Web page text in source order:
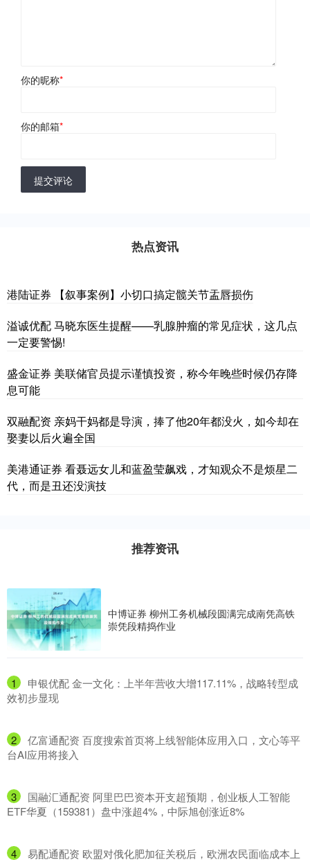
你的昵称*
你的邮箱*
提交评论
热点资讯
港陆证券 【叙事案例】小切口搞定髋关节盂唇损伤
溢诚优配 马晓东医生提醒——乳腺肿瘤的常见症状，这几点
一定要警惕!
盛金证券 美联储官员提示谨慎投资，称今年晚些时候仍存降
息可能
双融配资 亲妈干妈都是导演，捧了他20年都没火，如今却在
娶妻以后火遍全国
美港通证券 看聂远女儿和蓝盈莹飙戏，才知观众不是烦星二
代，而是丑还没演技
推荐资讯
中博证券 柳州工务机械段圆满完成南凭高铁
崇凭段精捣作业
1
​申银优配 金一文化：上半年营收大增117.11%，战略转型成
效初步显现
2
​亿富通配资 百度搜索首页将上线智能体应用入口，文心等平
台AI应用将接入
3
​国融汇通配资 阿里巴巴资本开支超预期，创业板人工智能
ETF华夏（159381）盘中涨超4%，中际旭创涨近8%
4
​易配通配资 欧盟对俄化肥加征关税后，欧洲农民面临成本上